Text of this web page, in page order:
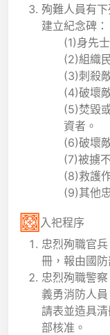
殉難人員有
建立紀念碑：
(1)身先
(2)組織
(3)刺殺
(4)破壞
(5)焚毀
資者。
(6)破壞
(7)被擄
(8)救護
(9)其他
入祀程序
忠烈殉職官
冊，報由國
忠烈殉職警
義勇消防人
請表並造具
部核准。